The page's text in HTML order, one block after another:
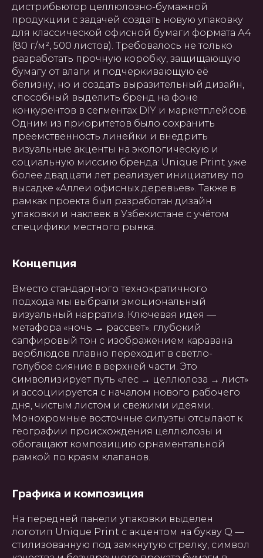
дистрибьютор целлюлозно-бумажной
продукции с задачей создать новую упаковку
для классической офисной бумаги формата А4
(80 г/м², 500 листов). Требовалось не только
разработать прочную коробку, защищающую
бумагу от влаги и подчеркивающую её
белизну, но и создать выразительный дизайн,
способный выделить бренд на фоне
конкурентов в сегментах DIY и маркетплейсов.
Одним из приоритетов было сохранить
преемственность линейки и внедрить
визуальные акценты на экологическую и
социальную миссию бренда: Unique Print уже
более двадцати лет реализует инициативу по
высадке «Аллеи офисных деревьев». Также в
рамках проекта был разработан дизайн
упаковки и наклеек в Узбекистане с учётом
специфики местного рынка.
Концепция
Вместо стандартного технократичного
подхода мы выбрали эмоциональный
визуальный нарратив. Ключевая идея —
метафора «ночь → рассвет»: глубокий
сапфировый тон с изображением каравана
верблюдов плавно переходит в светло-
голубое сияние в верхней части. Это
символизирует путь «лес → целлюлоза → лист»
и ассоциируется с началом нового рабочего
дня, чистым листом и свежими идеями.
Монохромные восточные силуэты отсылают к
географии происхождения целлюлозы и
обогащают композицию орнаментальной
рамкой по краям клапанов.
Графика и композиция
На передней панели упаковки выделен
логотип Unique Print с акцентом на букву Q —
стилизованную под замкнутую стрелку, символ